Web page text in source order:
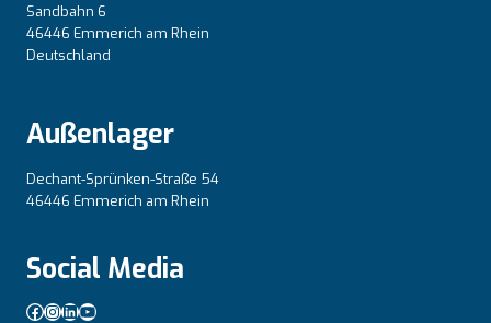
Sandbahn 6
46446 Emmerich am Rhein
Deutschland
Außenlager
Dechant-Sprünken-Straße 54
46446 Emmerich am Rhein
Social Media
Facebook
Instagram
LinkedIn
YouTube